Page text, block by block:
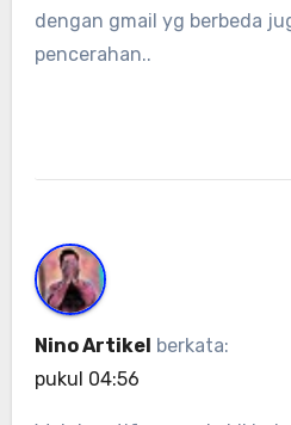
dengan gmail yg berbeda
pencerahan..
Nino Artikel berkata:
pukul 04:56